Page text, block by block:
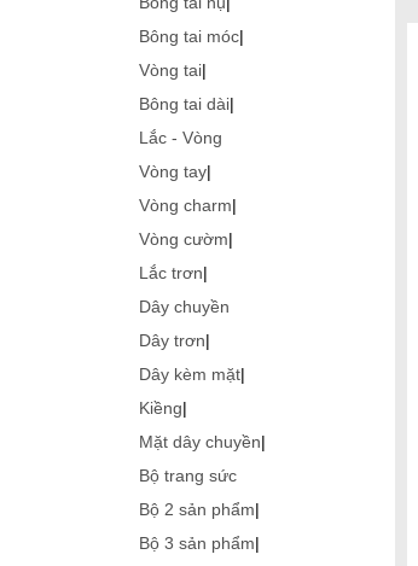
Bông tai móc|
Vòng tai|
Bông tai dài|
Lắc - Vòng
Vòng tay|
Vòng charm|
Vòng cườm|
Lắc trơn|
Dây chuyền
Dây trơn|
Dây kèm mặt|
Kiềng|
Mặt dây chuyền|
Bộ trang sức
Bộ 2 sản phẩm|
Bộ 3 sản phẩm|
trắng 3 tầng
trắng 2 tầng